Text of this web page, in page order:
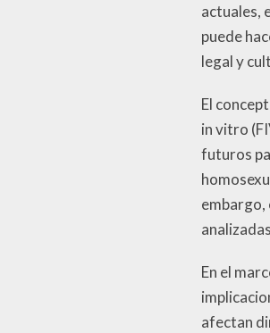
actuales,
puede
legal y
El
in vitro
futuros
embargo,
En el
afectan